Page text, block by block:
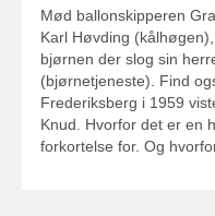
Mød ballonskipperen
Karl Høvding
bjørnen der slog sin
(bjørnetjeneste). Find
Frederiksberg i 1959
Knud. Hvorfor det er en
forkortelse for. Og